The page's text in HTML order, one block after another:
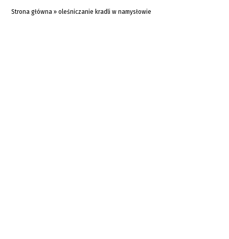
Strona główna »oleśniczanie kradli w namysłowie